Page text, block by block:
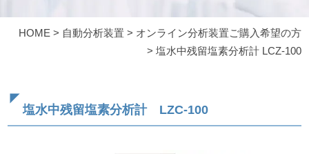
HOME > 自動分析装置 > オンライン分析装置ご購入希望の方
> 塩水中残留塩素分析計 LCZ-100
塩水中残留塩素分析計 LZC-100